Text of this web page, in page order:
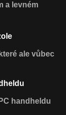
a levném
ale vůbec
handheldu